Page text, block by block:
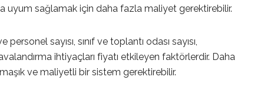
uyum sağlamak için daha fazla maliyet gerektirebilir.
sayısı, sınıf ve toplantı odası sayısı,
ihtiyaçları fiyatı etkileyen faktörlerdir. Daha
ve maliyetli bir sistem gerektirebilir.